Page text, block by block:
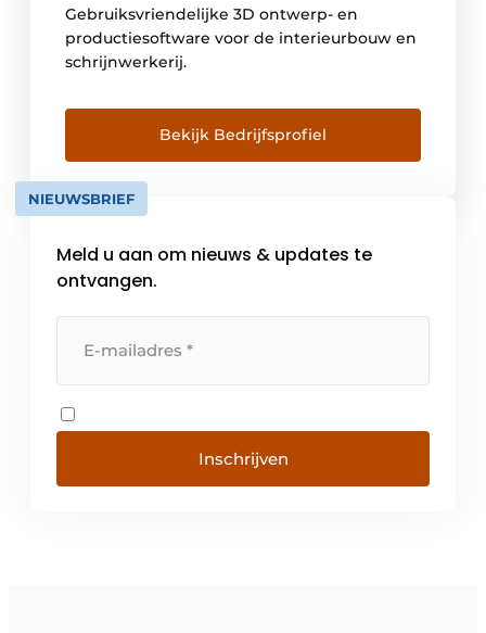
Gebruiksvriendelijke 3D ontwerp- en
productiesoftware voor de interieurbouw en
schrijnwerkerij.
Bekijk Bedrijfsprofiel
NIEUWSBRIEF
Meld u aan om nieuws & updates te
ontvangen.
Inschrijven